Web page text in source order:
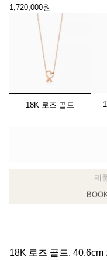
1,720,000원
선택됨
18K 로즈 골드
클라이언트 어드바이
18K 로즈 골드.